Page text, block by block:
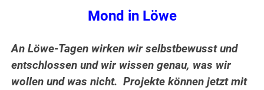
Mond in Löwe
An Löwe-Tagen wirken wir selbstbewusst und
entschlossen und wir wissen genau, was wir
wollen und was nicht. Projekte können jetzt mit